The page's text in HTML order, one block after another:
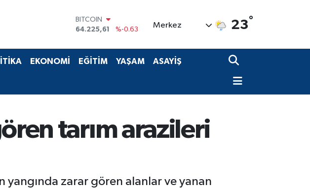
BITCOIN
64.225,61
%-0.63
EURO
55,0317
%-0.02
GRAM ALTIN
13.799
%70
Merkez 23°
EKONOMİ EĞİTİM YAŞAM ASAYİŞ
tarım arazileri
yangında zarar gören alanlar ve yanan